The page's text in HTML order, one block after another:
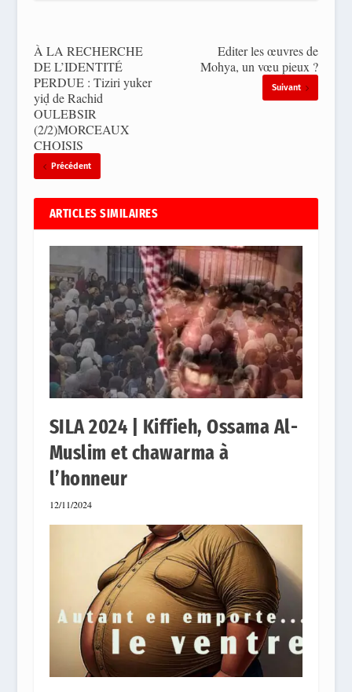
À LA RECHERCHE
DE L’IDENTITÉ
PERDUE : Tiziri yuker
yiḍ de Rachid
OULEBSIR
(2/2)MORCEAUX
CHOISIS
Précédent
Editer les œuvres de
Mohya, un vœu pieux ?
Suivant
ARTICLES SIMILAIRES
SILA 2024 | Kiffieh, Ossama Al-
Muslim et chawarma à
l’honneur
12/11/2024